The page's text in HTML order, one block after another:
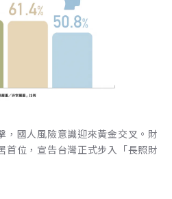
，國人風險意識迎來黃金交叉。財
首位，宣告台灣正式步入「長照財